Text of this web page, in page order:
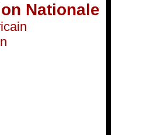
Nationale